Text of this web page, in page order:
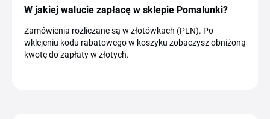
W jakiej walucie zapłacę w sklepie Pomalunki?
Zamówienia rozliczane są w złotówkach (PLN). Po
wklejeniu kodu rabatowego w koszyku zobaczysz obniżoną
kwotę do zapłaty w złotych.